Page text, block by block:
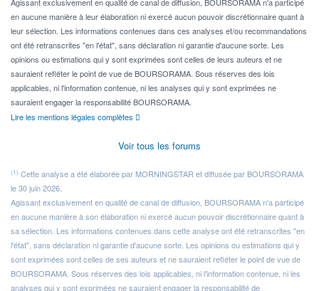
Agissant exclusivement en qualité de canal de diffusion, BOURSORAMA n'a participé
en aucune manière à leur élaboration ni exercé aucun pouvoir discrétionnaire quant à
leur sélection. Les informations contenues dans ces analyses et/ou recommandations
ont été retranscrites "en l'état", sans déclaration ni garantie d'aucune sorte. Les
opinions ou estimations qui y sont exprimées sont celles de leurs auteurs et ne
sauraient refléter le point de vue de BOURSORAMA. Sous réserves des lois
applicables, ni l'information contenue, ni les analyses qui y sont exprimées ne
sauraient engager la responsabilité BOURSORAMA.
Lire les mentions légales complètes
Voir tous les forums
(1) Cette analyse a été élaborée par MORNINGSTAR et diffusée par BOURSORAMA
le 30 juin 2026.
Agissant exclusivement en qualité de canal de diffusion, BOURSORAMA n'a participé
en aucune manière à son élaboration ni exercé aucun pouvoir discrétionnaire quant à
sa sélection. Les informations contenues dans cette analyse ont été retranscrites "en
l'état", sans déclaration ni garantie d'aucune sorte. Les opinions ou estimations qui y
sont exprimées sont celles de ses auteurs et ne sauraient refléter le point de vue de
BOURSORAMA. Sous réserves des lois applicables, ni l'information contenue, ni les
analyses qui y sont exprimées ne sauraient engager la responsabilité de